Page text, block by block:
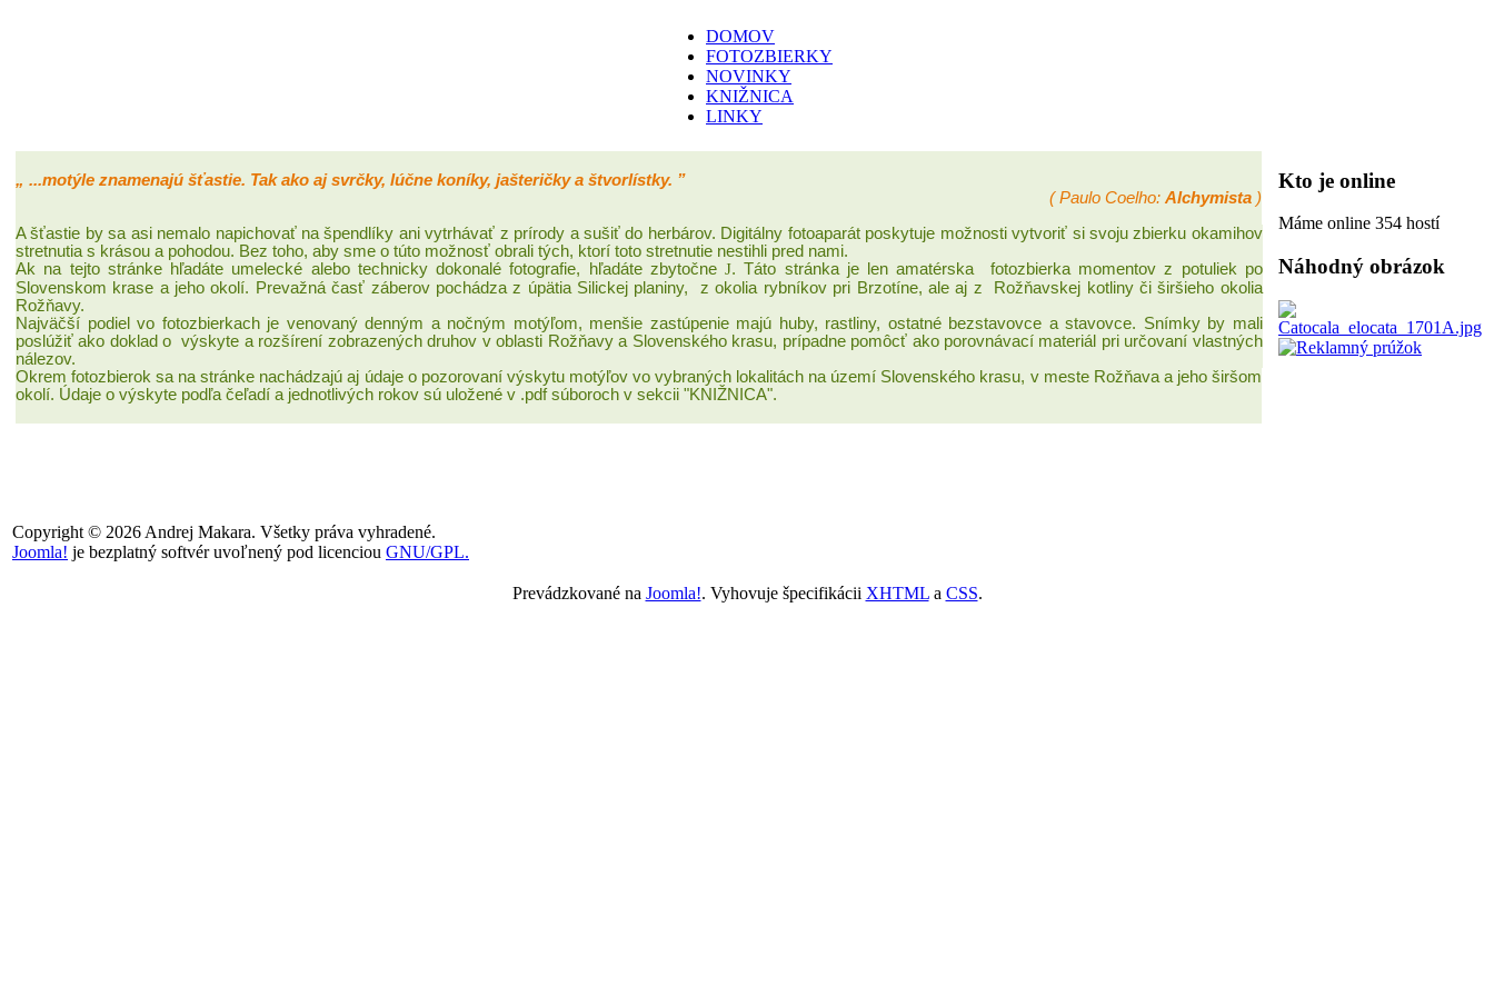
DOMOV
FOTOZBIERKY
NOVINKY
KNIŽNICA
LINKY
„ ...motýle znamenajú šťastie. Tak ako aj svrčky, lúčne koníky, jašteričky a štvorlístky. ”
( Paulo Coelho: Alchymista )
A šťastie by sa asi nemalo napichovať na špendlíky ani vytrhávať z prírody a sušiť do herbárov. Digitálny fotoaparát poskytuje možnosti vytvoriť si svoju zbierku okamihov
stretnutia s krásou a pohodou. Bez toho, aby sme o túto možnosť obrali tých, ktorí toto stretnutie nestihli pred nami.
Ak na tejto stránke hľadáte umelecké alebo technicky dokonalé fotografie, hľadáte zbytočneJ. Táto stránka je len amatérska fotozbierka momentov z potuliek po
Slovenskom krase a jeho okolí. Prevažná časť záberov pochádza z úpätia Silickej planiny, z okolia rybníkov pri Brzotíne, ale aj z Rožňavskej kotliny či širšieho okolia
Rožňavy.
Najväčší podiel vo fotozbierkach je venovaný denným a nočným motýľom, menšie zastúpenie majú huby, rastliny, ostatné bezstavovce a stavovce. Snímky by mali
poslúžiť ako doklad o výskyte a rozšírení zobrazených druhov v oblasti Rožňavy a Slovenského krasu, prípadne pomôcť ako porovnávací materiál pri určovaní vlastných
nálezov.
Okrem fotozbierok sa na stránke nachádzajú aj údaje o pozorovaní výskytu motýľov vo vybraných lokalitách na území Slovenského krasu, v meste Rožňava a jeho širšom
okolí. Údaje o výskyte podľa čeľadí a jednotlivých rokov sú uložené v .pdf súboroch v sekcii "KNIŽNICA".
Copyright © 2026 Andrej Makara. Všetky práva vyhradené.
Joomla! je bezplatný softvér uvoľnený pod licenciou GNU/GPL.
Kto je online
Máme online 354 hostí
Náhodný obrázok
Prevádzkované na Joomla!. Vyhovuje špecifikácii XHTMLa CSS.